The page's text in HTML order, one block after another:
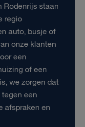
Rodenrijs staan
regio
auto, busje of
onze klanten
een
of een
we zorgen dat
een
afspraken en